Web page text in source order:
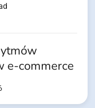
e-commerce